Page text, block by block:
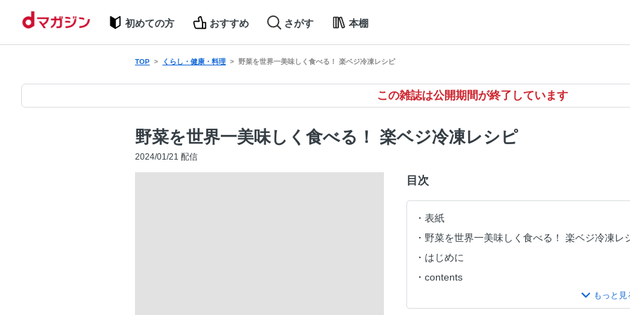
初めての方 おすすめ さがす 本棚
TOP くらし・健康・料理 野菜を世界一美味しく食べる！ 楽ベジ冷凍レシピ
この雑誌は公開期間が終了しています
野菜を世界一美味しく食べる！ 楽ベジ冷凍レシピ
2024/01/21 配信
目次
表紙
野菜を世界一美味しく食べる！ 楽ベジ冷凍レ
はじめに
contents
野菜を冷凍すると何がいいの？ 楽ベジ冷凍レ